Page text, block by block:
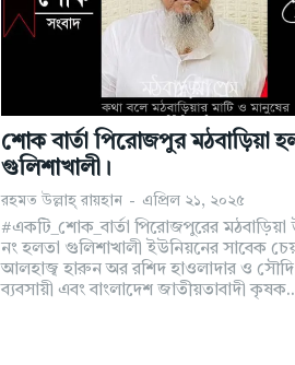
শোক বার্তা পিরোজপুর মঠবাড়িয়া
গুলিশাখালী।
রহমত উল্লাহ্‌ রায়হান - এপ্রিল ২১, ২০২৫
#একটি_শোক_বার্তা পিরোজপুরের
নং হলতা গুলিশাখালী ইউনিয়নের সাবেক
আলহাজ্ব হারুন অর রশিদ হাওলাদার ও সৌদি
ব্যবসায়ী এবং বাংলাদেশ জাতীয়তাবাদী